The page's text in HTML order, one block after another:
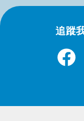
Kindle Fire
追蹤